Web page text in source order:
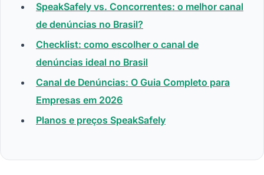
SpeakSafely vs. Concorrentes: o melhor canal
de denúncias no Brasil?
Checklist: como escolher o canal de
denúncias ideal no Brasil
Canal de Denúncias: O Guia Completo para
Empresas em 2026
Planos e preços SpeakSafely